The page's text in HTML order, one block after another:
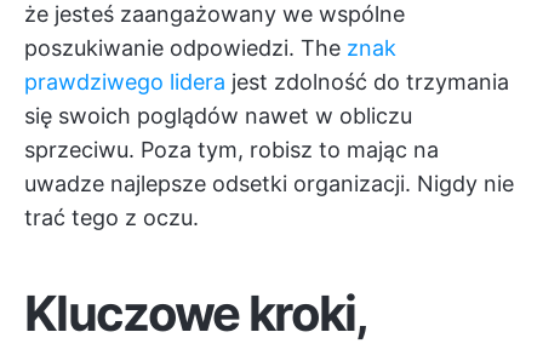
że jesteś zaangażowany we wspólne
poszukiwanie odpowiedzi. The znak
prawdziwego lidera jest zdolność do trzymania
się swoich poglądów nawet w obliczu
sprzeciwu. Poza tym, robisz to mając na
uwadze najlepsze odsetki organizacji. Nigdy nie
trać tego z oczu.
Kluczowe kroki,